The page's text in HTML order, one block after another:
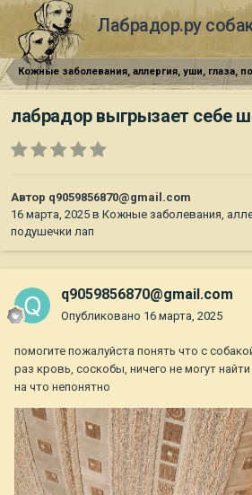
Лабрадор.ру
лабрадор выгрызает себе
Автор q9059856870@gmail.com
16 марта, 2025 в Кожные заболевания,
подушечки лап
q9059856870@gmail.com
Опубликовано 16 марта, 2025
помогите пожалуйста понять что с
раз кровь, соскобы, ничего не могут
на что непонятно